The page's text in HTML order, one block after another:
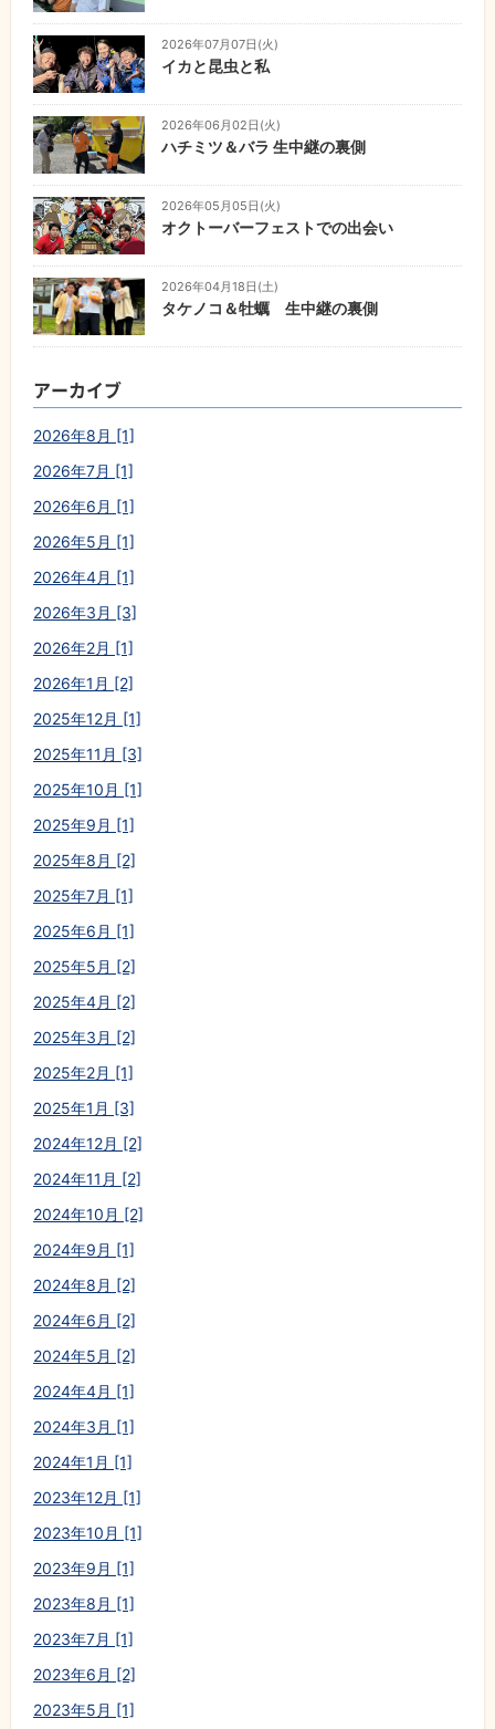
2026年07月07日(火)
イカと昆虫と私
2026年06月02日(火)
ハチミツ＆バラ 生中継の裏側
2026年05月05日(火)
オクトーバーフェストでの出会い
2026年04月18日(土)
タケノコ＆牡蠣 生中継の裏側
アーカイブ
2026年8月 [1]
2026年7月 [1]
2026年6月 [1]
2026年5月 [1]
2026年4月 [1]
2026年3月 [3]
2026年2月 [1]
2026年1月 [2]
2025年12月 [1]
2025年11月 [3]
2025年10月 [1]
2025年9月 [1]
2025年8月 [2]
2025年7月 [1]
2025年6月 [1]
2025年5月 [2]
2025年4月 [2]
2025年3月 [2]
2025年2月 [1]
2025年1月 [3]
2024年12月 [2]
2024年11月 [2]
2024年10月 [2]
2024年9月 [1]
2024年8月 [2]
2024年6月 [2]
2024年5月 [2]
2024年4月 [1]
2024年3月 [1]
2024年1月 [1]
2023年12月 [1]
2023年10月 [1]
2023年9月 [1]
2023年8月 [1]
2023年7月 [1]
2023年6月 [2]
2023年5月 [1]